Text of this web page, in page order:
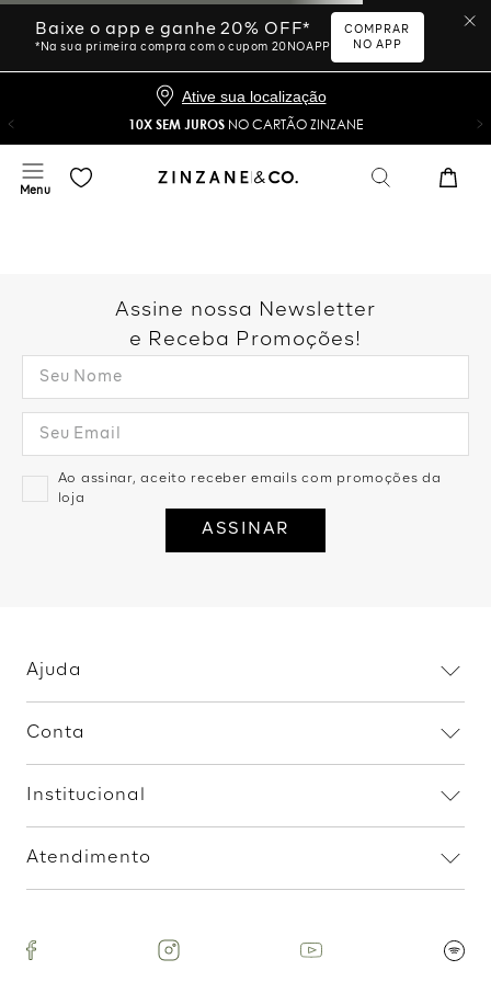
Ative sua localização
10X SEM JUROS NO CARTÃO ZINZANE
foi encontrada.
Vamos tentar novamente?